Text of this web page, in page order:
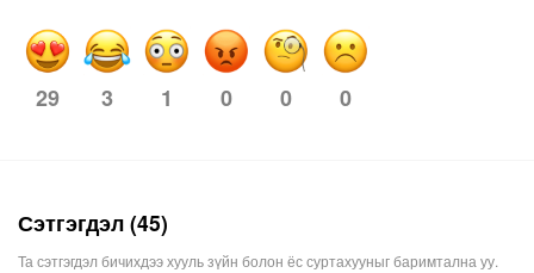
29 3 1 0 0 0
Сэтгэгдэл (45)
Та сэтгэгдэл бичихдээ хууль зүйн болон ёс суртахууныг баримтална уу.